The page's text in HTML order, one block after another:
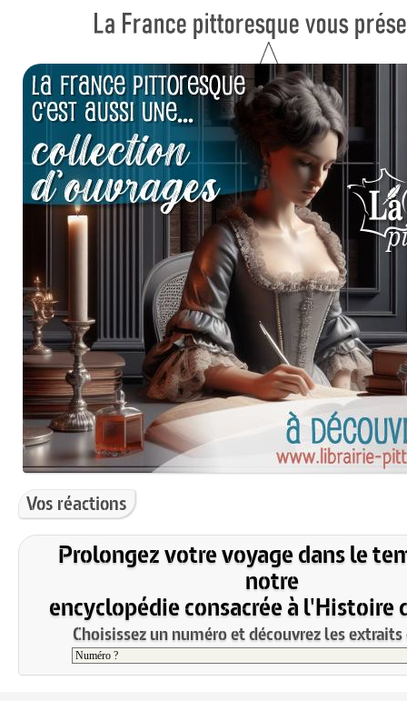
Vos réactions
Prolongez votre voyage dans le
notre
encyclopédie consacrée à l'Histoire
Choisissez un numéro et découvrez les